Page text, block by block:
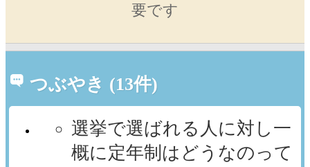
要です
つぶやき (13件)
選挙で選ばれる人に対し一
概に定年制はどうなのって